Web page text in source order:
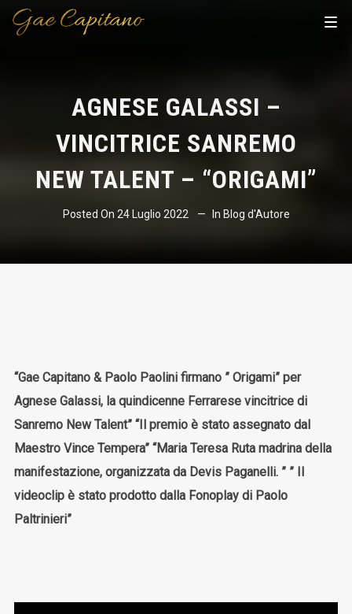
AGNESE GALASSI –
VINCITRICE SANREMO
NEW TALENT – “ORIGAMI”
Posted On 24 Luglio 2022 In Blog d'Autore
“Gae Capitano & Paolo Paolini firmano ” Origami” per
Agnese Galassi, la quindicenne Ferrarese vincitrice di
Sanremo New Talent” “Il premio è stato assegnato dal
Maestro Vince Tempera” “Maria Teresa Ruta madrina della
manifestazione, organizzata da Devis Paganelli. ” ” Il
videoclip è stato prodotto dalla Fonoplay di Paolo
Paltrinieri”